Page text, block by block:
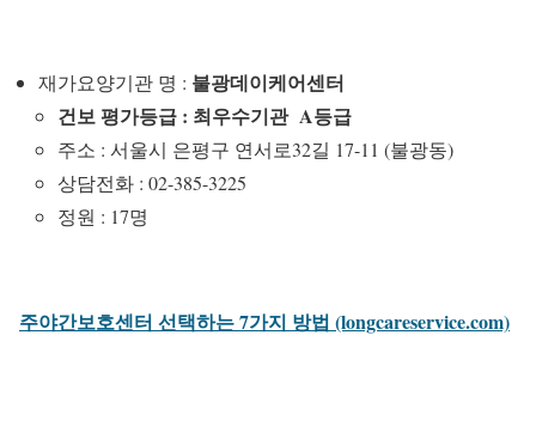
재가요양기관 명 : 불광데이케어센터
건보 평가등급 : 최우수기관 A등급
주소 : 서울시 은평구 연서로32길 17-11 (불광동)
상담전화 : 02-385-3225
정원 : 17명
주야간보호센터 선택하는 7가지 방법 (longcareservice.com)